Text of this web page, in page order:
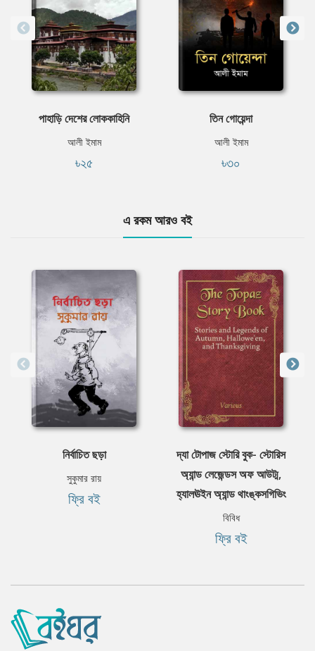
পাহাড়ি দেশের লােককাহিনি
আলী ইমাম
৳২৫
তিন গোয়েন্দা
আলী ইমাম
৳৩০
এ রকম আরও বই
নির্বাচিত ছড়া
সুকুমার রায়
ফ্রি বই
দ্যা টোপাজ স্টোরি বুক- স্টোরিস
অ্যান্ড লেজেন্ডস অফ আউট্ম,
হ্যালঊইন অ্যান্ড থাংঙ্কসগিভিং
বিবিধ
ফ্রি বই